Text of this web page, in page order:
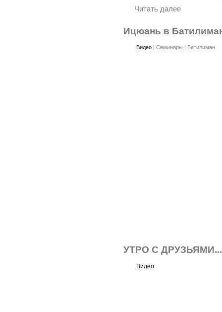
Читать далее
Ицюань в
Видео |Семинары | Батилиман
УТРО С ДРУЗЬЯМИ...
Видео